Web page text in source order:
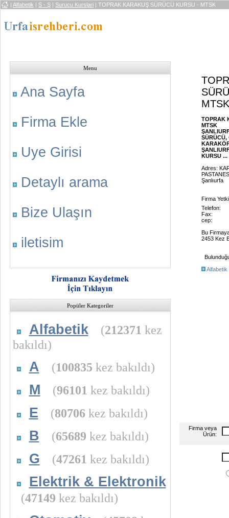
| Alfabetik | S - Ş | Surucu Kurslari | TOPRAK KARAKUŞ SÜRÜCÜ KURSU - MTSK
Menu
Ana Sayfa
Firma Ekle
Uye Girisi
Detaylı arama
Bize Ulaşın
iletisim
Popüler Kategoriler
Alfabetik (212371 kez
bakıldı)
A (100835 kez bakıldı)
M (96101 kez bakıldı)
E (80706 kez bakıldı)
B (65689 kez bakıldı)
G (47261 kez bakıldı)
Elektrik & Elektronik
(47149 kez bakıldı)
MTSK
TOPRAK
MTSK
SÜRÜCÜ,
KURSU ...
Adres:
Şanlıurfa
Firma
Telefon:
Fax:
cep:
Bu
2453 Kez
Firma veya
Ürün: